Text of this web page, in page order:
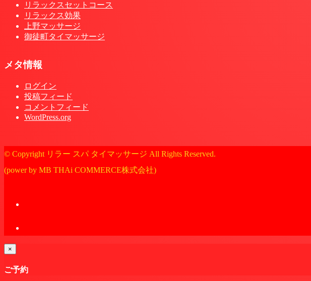
リラックスセットコース
リラックス効果
上野マッサージ
御徒町タイマッサージ
メタ情報
ログイン
投稿フィード
コメントフィード
WordPress.org
© Copyright リラー スパ タイマッサージ All Rights Reserved.
(power by MB THAi COMMERCE株式会社)
×
ご予約